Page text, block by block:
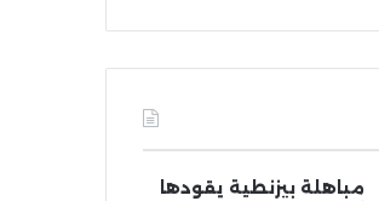
مباهلة بيزنطية يقودها